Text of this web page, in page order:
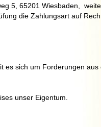
5, 65201 Wiesbaden,
die Zahlungsart auf
es sich um Forderungen aus
unser Eigentum.